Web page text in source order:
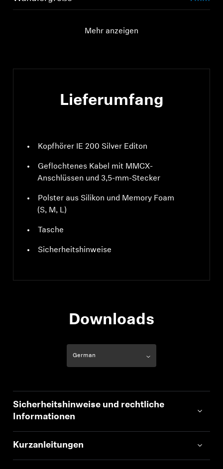
Mehr anzeigen
Lieferumfang
Kopfhörer IE 200 Silver Editon
Geflochtenes Kabel mit MMCX-
Anschlüssen und 3,5-mm-Stecker
Polster aus Silikon und Memory Foam
(S, M, L)
Tasche
Sicherheitshinweise
Downloads
Sicherheitshinweise und rechtliche
Informationen
Kurzanleitungen